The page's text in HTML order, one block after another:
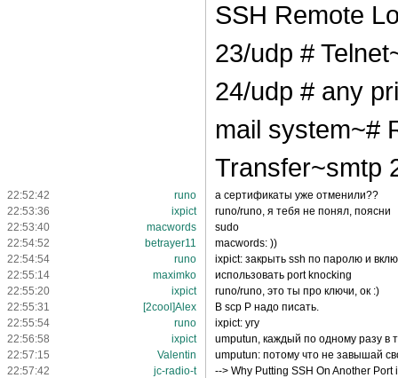
SSH Remote
23/udp #
24/udp # any
mail system~#
Transfer~smtp
22:52:42 runo
а сертификаты уже отменили??
22:53:36
ixpict
runo/runo, я тебя не понял, поясни
22:53:40
macwords
sudo
22:54:52
betrayer11
macwords: ))
22:54:54
runo
ixpict: закрыть ssh по паролю и
22:55:14
maximko
использовать port knocking
22:55:20
ixpict
runo/runo, это ты про ключи, ок :)
22:55:31
[2cool]Alex
В scp P надо писать.
22:55:54
runo
ixpict: угу
22:56:58
ixpict
umputun, каждый по одному разу в
22:57:15
Valentin
umputun: потому что не завышай
22:57:42
jc-radio-t
--> Why Putting SSH On Another